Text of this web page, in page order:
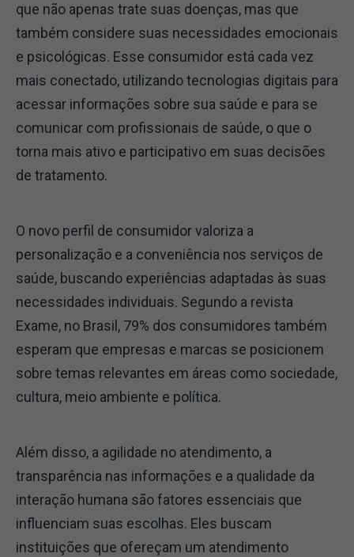
que não apenas trate suas doenças, mas que
também considere suas necessidades emocionais
e psicológicas. Esse consumidor está cada vez
mais conectado, utilizando tecnologias digitais para
acessar informações sobre sua saúde e para se
comunicar com profissionais de saúde, o que o
torna mais ativo e participativo em suas decisões
de tratamento.
O novo perfil de consumidor valoriza a
personalização e a conveniência nos serviços de
saúde, buscando experiências adaptadas às suas
necessidades individuais. Segundo a revista
Exame, no Brasil, 79% dos consumidores também
esperam que empresas e marcas se posicionem
sobre temas relevantes em áreas como sociedade,
cultura, meio ambiente e política.
Além disso, a agilidade no atendimento, a
transparência nas informações e a qualidade da
interação humana são fatores essenciais que
influenciam suas escolhas. Eles buscam
instituições que ofereçam um atendimento